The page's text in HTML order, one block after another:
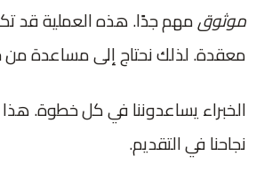
موثوقمهم جدًا. هذه العملية قد
معقدة. لذلك نحتاج إلى مساعدة من
الخبراء يساعدوننا في كل خطوة.
نجاحنا في التقديم.